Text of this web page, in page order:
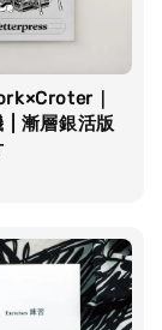
｜
| 漸層銀活版